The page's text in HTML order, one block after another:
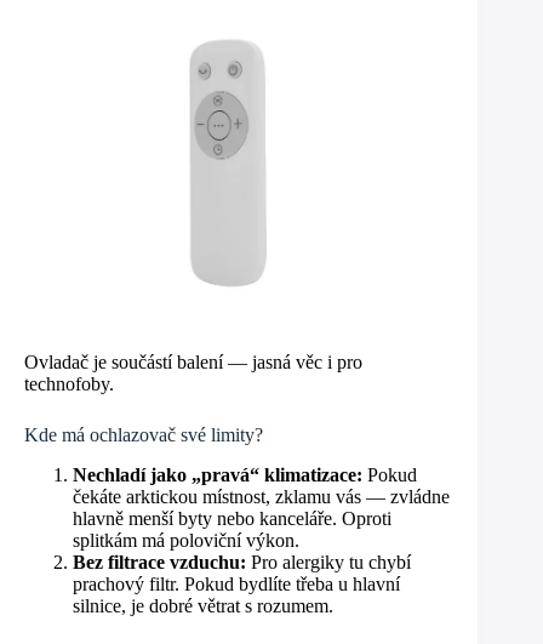
Ovladač je součástí balení — jasná věc i pro
technofoby.
Kde má ochlazovač své limity?
Nechladí jako „pravá“ klimatizace: Pokud
čekáte arktickou místnost, zklamu vás — zvládne
hlavně menší byty nebo kanceláře. Oproti
splitkám má poloviční výkon.
Bez filtrace vzduchu: Pro alergiky tu chybí
prachový filtr. Pokud bydlíte třeba u hlavní
silnice, je dobré větrat s rozumem.